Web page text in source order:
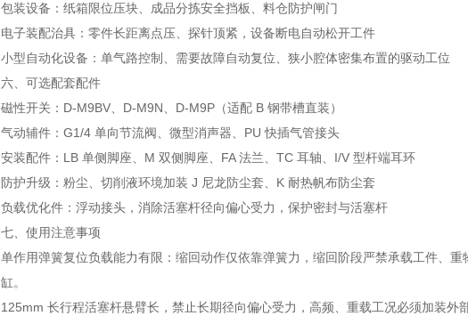
包装设备：纸箱限位压块、成品分拣安全挡板、料仓防护闸门
电子装配治具：零件长距离点压、探针顶紧，设备断电自动松开工件
小型自动化设备：单气路控制、需要故障自动复位、狭小腔体密集布置的驱动工位
六、可选配套配件
磁性开关：D-M9BV、D-M9N、D-M9P（适配 B 钢带槽直装）
气动辅件：G1/4 单向节流阀、微型消声器、PU 快插气管接头
安装配件：LB 单侧脚座、M 双侧脚座、FA 法兰、TC 耳轴、I/V 型杆端耳环
防护升级：粉尘、切削液环境加装 J 尼龙防尘套、K 耐热帆布防尘套
负载优化件：浮动接头，消除活塞杆径向偏心受力，保护密封与活塞杆
七、使用注意事项
单作用弹簧复位负载能力有限：缩回动作仅依靠弹簧力，缩回阶段严禁承载工件、
缸。
125mm 长行程活塞杆悬臂长，禁止长期径向偏心受力，高频、重载工况必须加装外